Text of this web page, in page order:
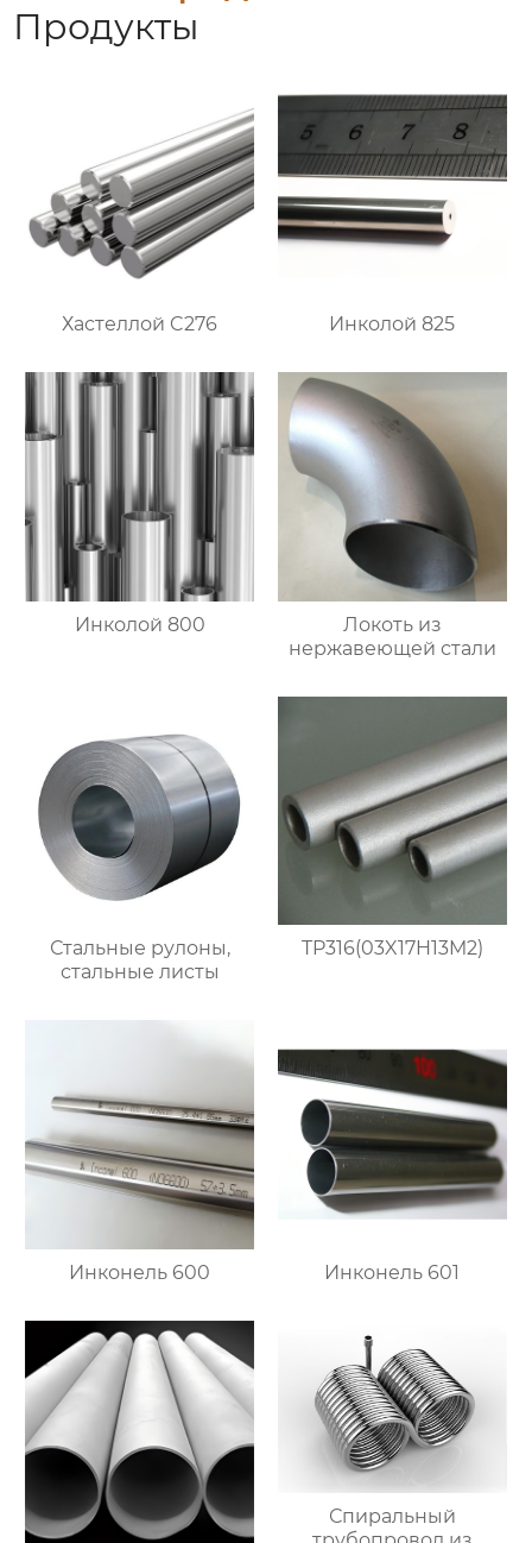
Продукты
Хастеллой C276 Инколой 825
Инколой 800
Локоть из
нержавеющей стали
Стальные рулоны,
стальные листы
TP316(03X17H13M2)
Инконель 600 Инконель 601
Спиральный